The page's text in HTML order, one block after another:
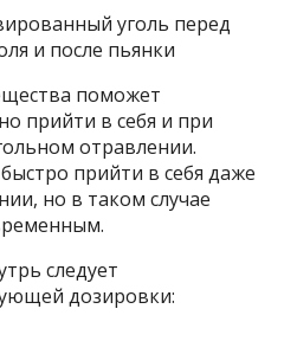
уголь перед
и после пьянки
поможет
прийти в себя и при
отравлении.
прийти в себя даже
но в таком случае
следует
дозировки: